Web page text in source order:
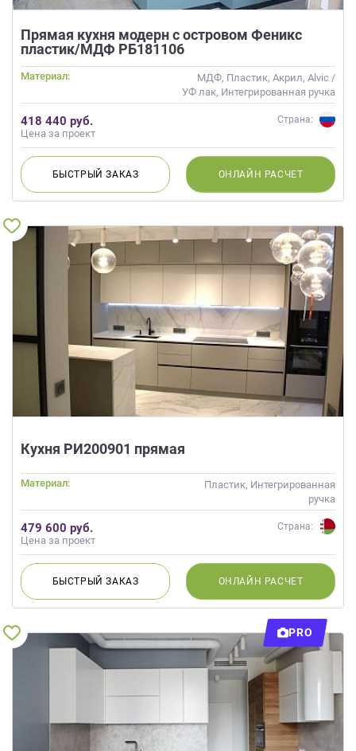
Прямая кухня модерн с островом Феникс
пластик/МДФ РБ181106
Материал:
МДФ, Пластик, Акрил, Alvic /
УФ лак, Интегрированная ручка
418 440 руб.
Цена за проект
Страна:
БЫСТРЫЙЗАКАЗ ОНЛАЙН РАСЧЕТ
Кухня РИ200901 прямая
Материал:
Пластик, Интегрированная
ручка
479 600 руб.
Цена за проект
Страна:
БЫСТРЫЙЗАКАЗ ОНЛАЙН РАСЧЕТ
PRO